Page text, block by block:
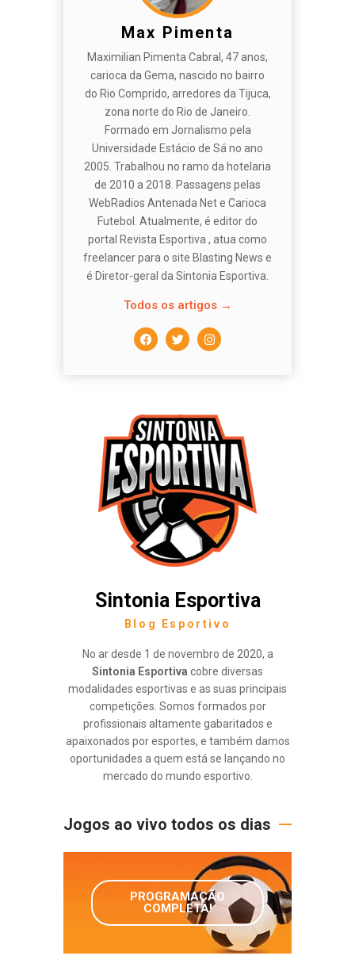
Max Pimenta
Maximilian Pimenta Cabral, 47 anos,
carioca da Gema, nascido no bairro
do Rio Comprido, arredores da Tijuca,
zona norte do Rio de Janeiro.
Formado em Jornalismo pela
Universidade Estácio de Sá no ano
2005. Trabalhou no ramo da hotelaria
de 2010 a 2018. Passagens pelas
WebRadios Antenada Net e Carioca
Futebol. Atualmente, é editor do
portal Revista Esportiva , atua como
freelancer para o site Blasting News e
é Diretor-geral da Sintonia Esportiva.
Todos os artigos →
Sintonia Esportiva
Blog Esportivo
No ar desde 1 de novembro de 2020, a
Sintonia Esportiva cobre diversas
modalidades esportivas e as suas principais
competições. Somos formados por
profissionais altamente gabaritados e
apaixonados por esportes, e também damos
oportunidades a quem está se lançando no
mercado do mundo esportivo.
Jogos ao vivo todos os dias
PROGRAMAÇÃO
COMPLETA!